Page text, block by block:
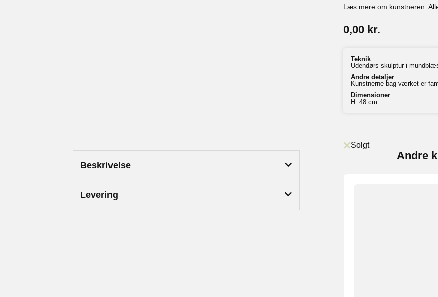
Læs mere om kunstneren:
0,00 kr.
Teknik
Udendørs skulptur i
Andre detaljer
Kunstnerne bag værket er
Dimensioner
H: 48 cm
Solgt
Beskrivelse
Levering
Andre